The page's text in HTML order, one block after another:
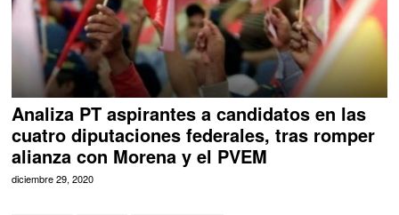
Analiza PT aspirantes a candidatos en las
cuatro diputaciones federales, tras romper
alianza con Morena y el PVEM
diciembre 29, 2020